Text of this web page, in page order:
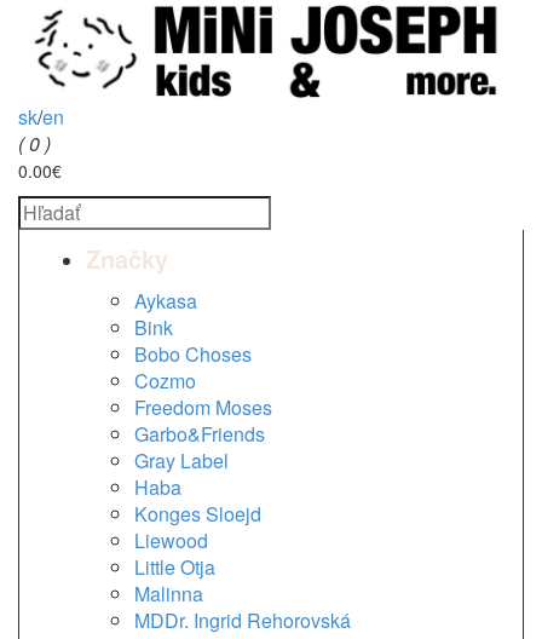
sk/en
( 0 )
0.00€
Značky
Aykasa
Bink
Bobo Choses
Cozmo
Freedom Moses
Garbo&Friends
Gray Label
Haba
Konges Sloejd
Liewood
Little Otja
Malinna
MDDr. Ingrid Rehorovská